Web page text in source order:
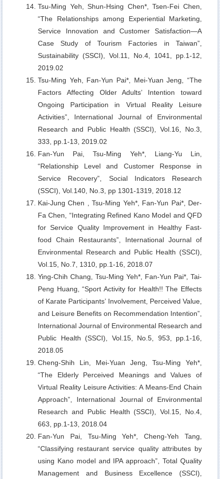
Tsu-Ming Yeh, Shun-Hsing Chen*, Tsen-Fei Chen,
“The Relationships among Experiential Marketing,
Service Innovation and Customer Satisfaction—A
Case Study of Tourism Factories in Taiwan”,
Sustainability (SSCI), Vol.11, No.4, 1041, pp.1-12,
2019.02
Tsu-Ming Yeh, Fan-Yun Pai*, Mei-Yuan Jeng, “The
Factors Affecting Older Adults’ Intention toward
Ongoing Participation in Virtual Reality Leisure
Activities”, International Journal of Environmental
Research and Public Health (SSCI), Vol.16, No.3,
333, pp.1-13, 2019.02
Fan-Yun Pai, Tsu-Ming Yeh*, Liang-Yu Lin,
“Relationship Level and Customer Response in
Service Recovery”, Social Indicators Research
(SSCI), Vol.140, No.3, pp 1301-1319, 2018.12
Kai-Jung Chen , Tsu-Ming Yeh*, Fan-Yun Pai*, Der-
Fa Chen, “Integrating Refined Kano Model and QFD
for Service Quality Improvement in Healthy Fast-
food Chain Restaurants”, International Journal of
Environmental Research and Public Health (SSCI),
Vol.15, No.7, 1310, pp.1-16, 2018.07
Ying-Chih Chang, Tsu-Ming Yeh*, Fan-Yun Pai*, Tai-
Peng Huang,“Sport Activity for Health!! The Effects
of Karate Participants’ Involvement, Perceived Value,
and Leisure Benefits on Recommendation Intention”,
International Journal of Environmental Research and
Public Health (SSCI), Vol.15, No.5, 953, pp.1-16,
2018.05
Cheng-Shih Lin, Mei-Yuan Jeng, Tsu-Ming Yeh*,
“The Elderly Perceived Meanings and Values of
Virtual Reality Leisure Activities: A Means-End Chain
Approach”, International Journal of Environmental
Research and Public Health (SSCI), Vol.15, No.4,
663, pp.1-13, 2018.04
Fan-Yun Pai, Tsu-Ming Yeh*, Cheng-Yeh Tang,
“Classifying restaurant service quality attributes by
using Kano model and IPA approach”, Total Quality
Management and Business Excellence (SSCI),